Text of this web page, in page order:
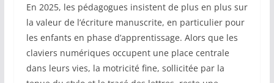
En 2025, les pédagogues insistent de plus en plus sur
la valeur de l’écriture manuscrite, en particulier pour
les enfants en phase d’apprentissage. Alors que les
claviers numériques occupent une place centrale
dans leurs vies, la motricité fine, sollicitée par la